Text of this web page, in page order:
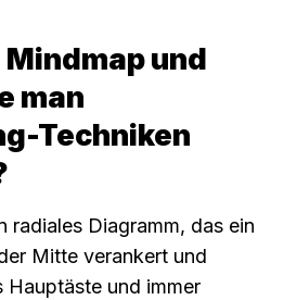
und
man
Techniken
radiales Diagramm, das ein
Mitte verankert und
und immer